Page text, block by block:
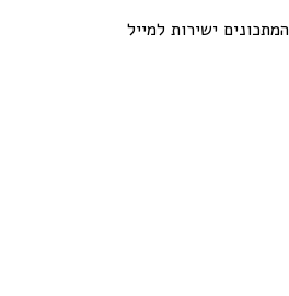
ישירות למייל